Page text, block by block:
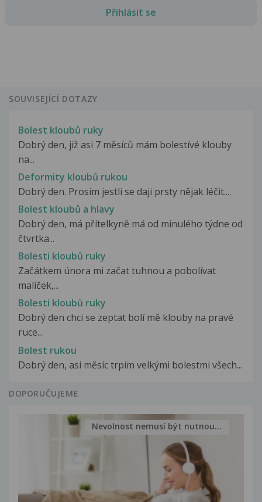
Přihlásit se
SOUVISEJÍCÍ DOTAZY
Bolest kloubů ruky
Dobrý den, již asi 7 měsíců mám bolestívé klouby
na...
Deformity kloubů rukou
Dobrý den. Prosím jestli se daji prsty nějak léčit....
Bolest kloubů a hlavy
Dobrý den, má přítelkyně má od minulého týdne od
čtvrtka...
Bolesti kloubů ruky
Začátkem února mi začat tuhnou a pobolívat
malíček,...
Bolesti kloubů ruky
Dobrý den chci se zeptat bolí mě klouby na pravé
ruce...
Bolest rukou
Dobrý den, asi měsíc trpím velkými bolestmi všech...
DOPORUČUJEME
Nevolnost nemusí být nutnou...